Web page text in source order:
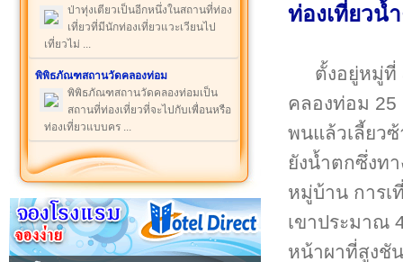
ป่าทุ่งเตียวเป็นอีกหนึ่งในสถานที่ท่อง
เที่ยวที่มีนักท่องเที่ยวแวะเวียนไป
เที่ยวไม่ ...
พิพิธภัณฑสถานวัดคลองท่อม
พิพิธภัณฑสถานวัดคลองท่อมเป็น
สถานที่ท่องเที่ยวที่จะไปกับเพื่อนหรือ
ท่องเที่ยวแบบคร ...
ท่องเที่ยวน้
ตั้งอยู่หมู่ที่
คลองท่อม 25
พนแล้วเลี้ยว
ยังน้ำตกซึ่งท
หมู่บ้าน การเ
เขาประมาณ
หน้าผาที่สูงชัน